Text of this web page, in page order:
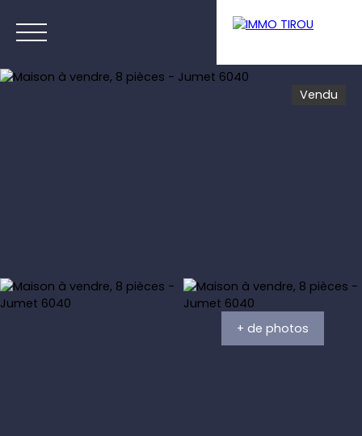
Vendu
+ de photos